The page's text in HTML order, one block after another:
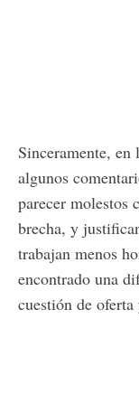
Sinceramente,
algunos
parecer molestos
brecha, y
trabajan menos
encontrado una
cuestión de oferta